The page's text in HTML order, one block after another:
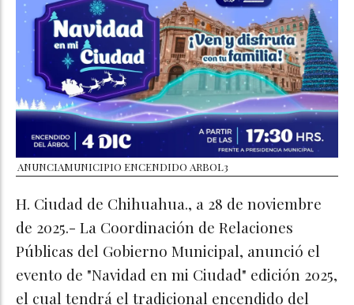
ANUNCIAMUNICIPIO ENCENDIDO ARBOL3
H. Ciudad de Chihuahua., a 28 de noviembre
de 2025.- La Coordinación de Relaciones
Públicas del Gobierno Municipal, anunció el
evento de "Navidad en mi Ciudad" edición 2025,
el cual tendrá el tradicional encendido del